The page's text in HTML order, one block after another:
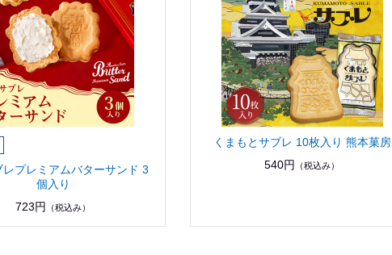
レプレミアムバターサンド 3
個入り
723円
（税込み）
くまもとサブレ 10枚入り 熊本菓房
540円
（税込み）